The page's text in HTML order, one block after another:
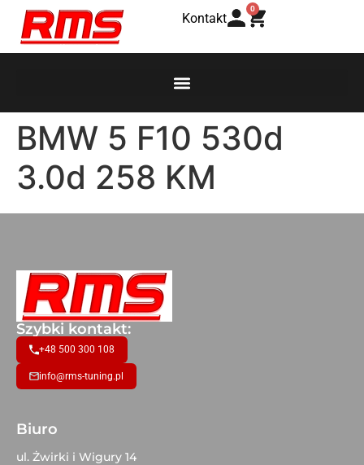
Kontakt
0
BMW 5 F10 530d
3.0d 258 KM
Szybki kontakt:
+48 500 300 108
info@rms-tuning.pl
Biuro
ul. Żwirki i Wigury 14